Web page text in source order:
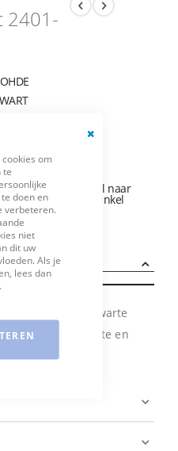
om
te
doen en
verbeteren.
niet
dit uw
Als je
lees dan
2401-
product?
of stuur een e-mail naar
of bezoek onze winkel
met grijs/zwarte
is een F 1/2 wijdte en